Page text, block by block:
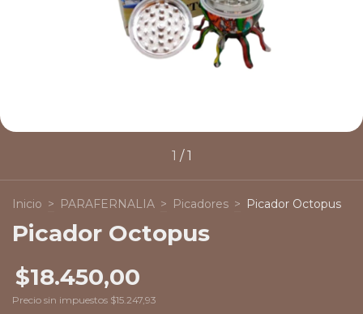
1 /1
Inicio > PARAFERNALIA > Picadores > Picador Octopus
Picador Octopus
$18.450,00
Precio sin impuestos $15.247,93